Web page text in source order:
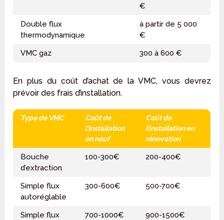
€
Double flux
thermodynamique
à partir de 5 000
€
VMC gaz
300 à 600 €
En plus du coût d’achat de la VMC, vous devrez
prévoir des frais d’installation.
Type de VMC
Coût de
l’installation
en neuf
Coût de
l’installation en
rénovation
Bouche
d’extraction
100-300€ 200-400€
Simple flux
autoréglable
300-600€ 500-700€
Simple flux
700-1000€ 900-1500€